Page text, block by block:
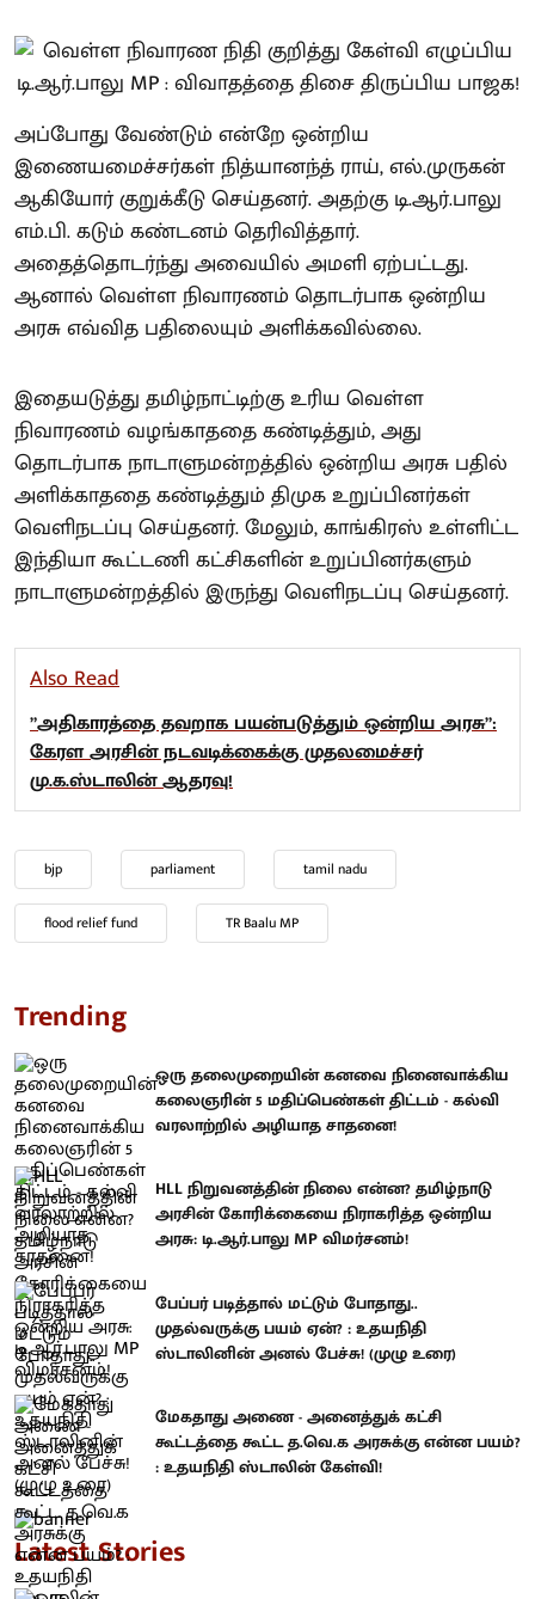
அப்போது வேண்டும் என்றே ஒன்றிய
இணையமைச்சர்கள் நித்யானந்த் ராய், எல்.முருகன்
ஆகியோர் குறுக்கீடு செய்தனர். அதற்கு டி.ஆர்.பாலு
எம்.பி. கடும் கண்டனம் தெரிவித்தார்.
அதைத்தொடர்ந்து அவையில் அமளி ஏற்பட்டது.
ஆனால் வெள்ள நிவாரணம் தொடர்பாக ஒன்றிய
அரசு எவ்வித பதிலையும் அளிக்கவில்லை.
இதையடுத்து தமிழ்நாட்டிற்கு உரிய வெள்ள
நிவாரணம் வழங்காததை கண்டித்தும், அது
தொடர்பாக நாடாளுமன்றத்தில் ஒன்றிய அரசு பதில்
அளிக்காததை கண்டித்தும் திமுக உறுப்பினர்கள்
வெளிநடப்பு செய்தனர். மேலும், காங்கிரஸ் உள்ளிட்ட
இந்தியா கூட்டணி கட்சிகளின் உறுப்பினர்களும்
நாடாளுமன்றத்தில் இருந்து வெளிநடப்பு செய்தனர்.
Also Read
”அதிகாரத்தை தவறாக பயன்படுத்தும் ஒன்றிய அரசு”:
கேரள அரசின் நடவடிக்கைக்கு முதலமைச்சர்
மு.க.ஸ்டாலின் ஆதரவு!
bjp parliament tamil nadu
flood relief fund TR Baalu MP
Trending
ஒரு தலைமுறையின் கனவை நினைவாக்கிய
கலைஞரின் 5 மதிப்பெண்கள் திட்டம் - கல்வி
வரலாற்றில் அழியாத சாதனை!
HLL நிறுவனத்தின் நிலை என்ன? தமிழ்நாடு
அரசின் கோரிக்கையை நிராகரித்த ஒன்றிய
அரசு: டி.ஆர்.பாலு MP விமர்சனம்!
பேப்பர் படித்தால் மட்டும் போதாது..
முதல்வருக்கு பயம் ஏன்? : உதயநிதி
ஸ்டாலினின் அனல் பேச்சு! (முழு உரை)
மேகதாது அணை - அனைத்துக் கட்சி
கூட்டத்தை கூட்ட த.வெ.க அரசுக்கு என்ன பயம்?
: உதயநிதி ஸ்டாலின் கேள்வி!
Latest Stories